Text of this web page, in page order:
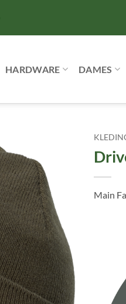
HARDWARE DAMES
Toevoegen
aan
verlanglijst
Main